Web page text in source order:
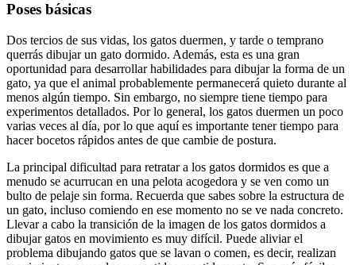
Poses básicas
Dos tercios de sus vidas, los gatos duermen, y tarde o temprano
querrás dibujar un gato dormido. Además, esta es una gran
oportunidad para desarrollar habilidades para dibujar la forma de un
gato, ya que el animal probablemente permanecerá quieto durante al
menos algún tiempo. Sin embargo, no siempre tiene tiempo para
experimentos detallados. Por lo general, los gatos duermen un poco
varias veces al día, por lo que aquí es importante tener tiempo para
hacer bocetos rápidos antes de que cambie de postura.
La principal dificultad para retratar a los gatos dormidos es que a
menudo se acurrucan en una pelota acogedora y se ven como un
bulto de pelaje sin forma. Recuerda que sabes sobre la estructura de
un gato, incluso comiendo en ese momento no se ve nada concreto.
Llevar a cabo la transición de la imagen de los gatos dormidos a
dibujar gatos en movimiento es muy difícil. Puede aliviar el
problema dibujando gatos que se lavan o comen, es decir, realizan